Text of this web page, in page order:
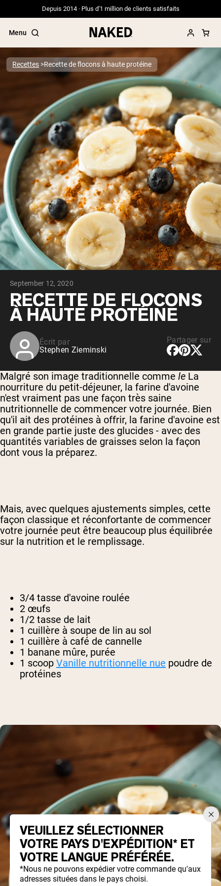
Depuis 2014 · Plus d'1 million de clients satisfaits
Menu
Termes de recherche populaires
”Protein Powder“
”Overnight Oats“
”Vegan protein“
”Collagen“
”Micellar Casein“
PROTÉINES EN POUDREMeilleure Vente
Protéine de pois
Protéine de Whey en Poudre
Peptides de collagène
Whey au chocolat issu de vaches
nourries à l'herbe
Whey de lait de vache nourrie à l'herbe à
la vanille
Whey de vache nourrie à l'herbe
Shop All Protéines En Poudre
PROTÉINES VÉGANESMeilleure Vente
Protéine de pois
Shop All Protéines Véganes
Recettes Recette de flocons à haute protéine
September 12, 2020
RECETTE DE FLOCONS
À HAUTE PROTÉINE
Écrit par
Stephen Zieminski
Partager sur
Malgré son image traditionnelle comme le La
nourriture du petit-déjeuner, la farine d'avoine
n'est vraiment pas une façon très saine
nutritionnelle de commencer votre journée. Bien
qu'il ait des protéines à offrir, la farine d'avoine est
en grande partie juste des glucides - avec des
quantités variables de graisses selon la façon
dont vous la préparez.
Mais, avec quelques ajustements simples, cette
façon classique et réconfortante de commencer
votre journée peut être beaucoup plus équilibrée
sur la nutrition et le remplissage.
3/4 tasse d'avoine roulée
2 œufs
1/2 tasse de lait
1 cuillère à soupe de lin au sol
1 cuillère à café de cannelle
1 banane mûre, purée
1 scoop Vanille nutritionnelle nue poudre de
protéines
VEUILLEZ SÉLECTIONNER
VOTRE PAYS D'EXPÉDITION* ET
VOTRE LANGUE PRÉFÉRÉE.
*Nous ne pouvons expédier votre commande qu'aux
adresses situées dans le pays choisi.